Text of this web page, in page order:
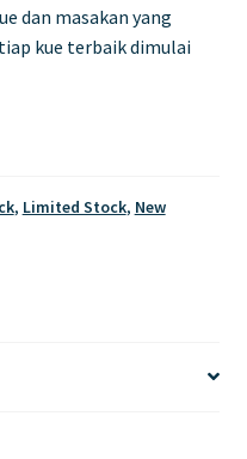
dan masakan yang
kue terbaik dimulai
, Limited Stock, New